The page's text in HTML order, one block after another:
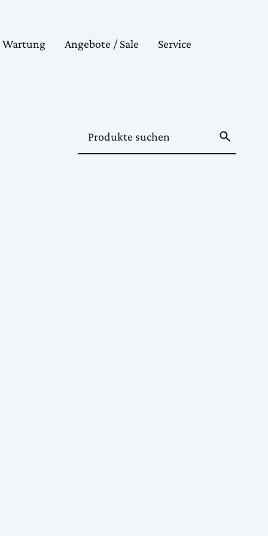
Wartung Angebote / Sale Service